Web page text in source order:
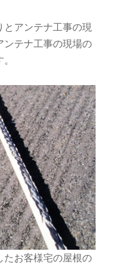
アンテナ工事の現
ンテナ工事の現場の
たお客様宅の屋根の